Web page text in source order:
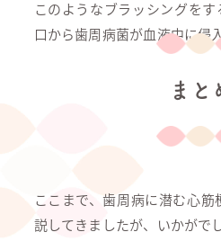
このようなブラッシングを
口から歯周病菌が血液中に侵
まと
ここまで、歯周病に潜む心
説してきましたが、いかがで